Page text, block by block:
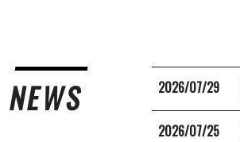
NEWS 2026/07/29
2026/07/25